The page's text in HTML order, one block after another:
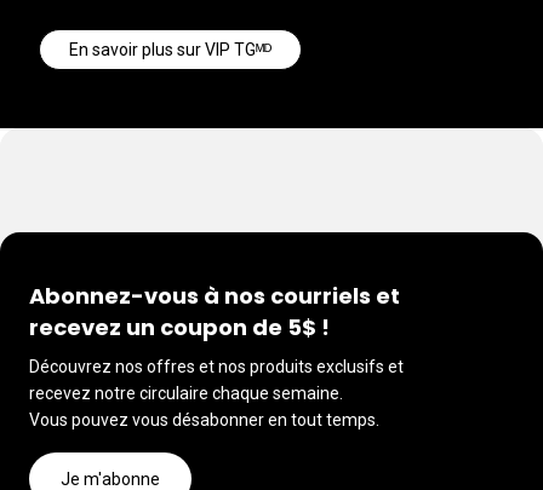
En savoir plus sur VIP TGᴹᴰ
Abonnez-vous à nos courriels et
recevez un coupon de 5$ !
Découvrez nos offres et nos produits exclusifs et
recevez notre circulaire chaque semaine.
Vous pouvez vous désabonner en tout temps.
Je m'abonne